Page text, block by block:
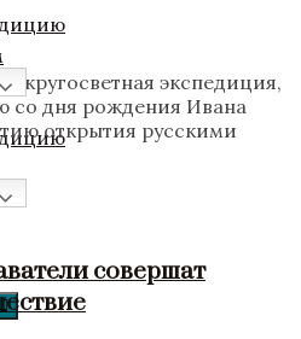
кругосветная экспедиция,
со дня рождения Ивана
открытия русскими
совершат